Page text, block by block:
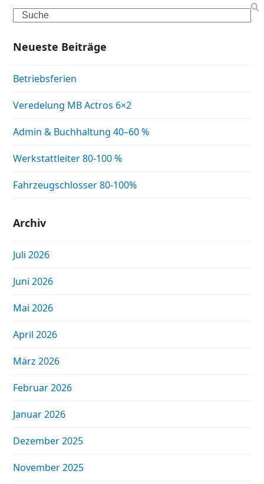
Search
Neueste Beiträge
Betriebsferien
Veredelung MB Actros 6×2
Admin & Buchhaltung 40–60 %
Werkstattleiter 80-100 %
Fahrzeugschlosser 80-100%
Archiv
Juli 2026
Juni 2026
Mai 2026
April 2026
März 2026
Februar 2026
Januar 2026
Dezember 2025
November 2025